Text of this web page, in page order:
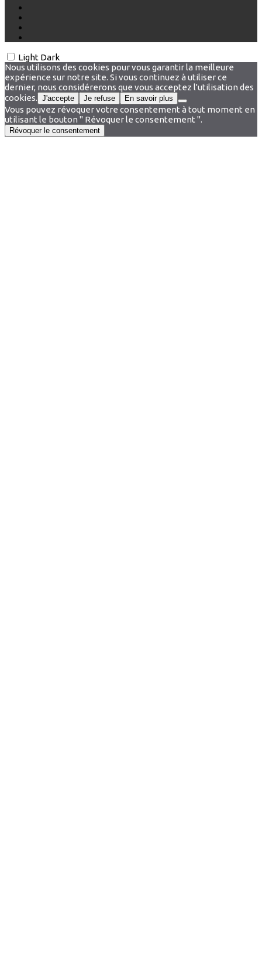
Light Dark
Nous utilisons des cookies pour vous garantir la meilleure
expérience sur notre site. Si vous continuez à utiliser ce
dernier, nous considérerons que vous acceptez l'utilisation des
cookies. J'accepte Je refuse En savoir plus
Vous pouvez révoquer votre consentement à tout moment en
utilisant le bouton " Révoquer le consentement ".
Révoquer le consentement